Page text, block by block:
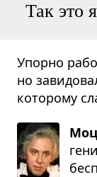
Так это
Упорно
но
которому